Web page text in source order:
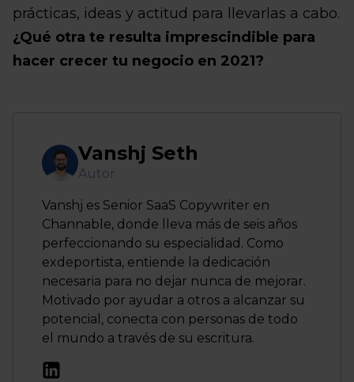
prácticas, ideas y actitud para llevarlas a cabo.
¿Qué otra te resulta imprescindible para
hacer crecer tu negocio en 2021?
Vanshj Seth
Autor
Vanshj es Senior SaaS Copywriter en
Channable, donde lleva más de seis años
perfeccionando su especialidad. Como
exdeportista, entiende la dedicación
necesaria para no dejar nunca de mejorar.
Motivado por ayudar a otros a alcanzar su
potencial, conecta con personas de todo
el mundo a través de su escritura.